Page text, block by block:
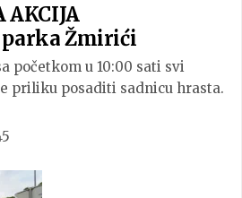
AKCIJA
parka Žmirići
početkom u 10:00 sati svi
priliku posaditi sadnicu hrasta.